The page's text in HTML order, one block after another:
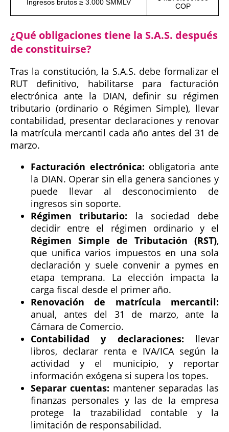
Ingresos brutos ≥ 3.000 SMMLV
COP
¿Qué obligaciones tiene la S.A.S. después
de constituirse?
Tras la constitución, la S.A.S. debe formalizar el
RUT definitivo, habilitarse para facturación
electrónica ante la DIAN, definir su régimen
tributario (ordinario o Régimen Simple), llevar
contabilidad, presentar declaraciones y renovar
la matrícula mercantil cada año antes del 31 de
marzo.
Facturación electrónica: obligatoria ante
la DIAN. Operar sin ella genera sanciones y
puede llevar al desconocimiento de
ingresos sin soporte.
Régimen tributario: la sociedad debe
decidir entre el régimen ordinario y el
Régimen Simple de Tributación (RST),
que unifica varios impuestos en una sola
declaración y suele convenir a pymes en
etapa temprana. La elección impacta la
carga fiscal desde el primer año.
Renovación de matrícula mercantil:
anual, antes del 31 de marzo, ante la
Cámara de Comercio.
Contabilidad y declaraciones: llevar
libros, declarar renta e IVA/ICA según la
actividad y el municipio, y reportar
información exógena si supera los topes.
Separar cuentas: mantener separadas las
finanzas personales y las de la empresa
protege la trazabilidad contable y la
limitación de responsabilidad.